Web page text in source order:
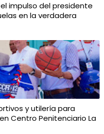
impulso del presidente
en la verdadera
y utilería para
Centro Penitenciario La